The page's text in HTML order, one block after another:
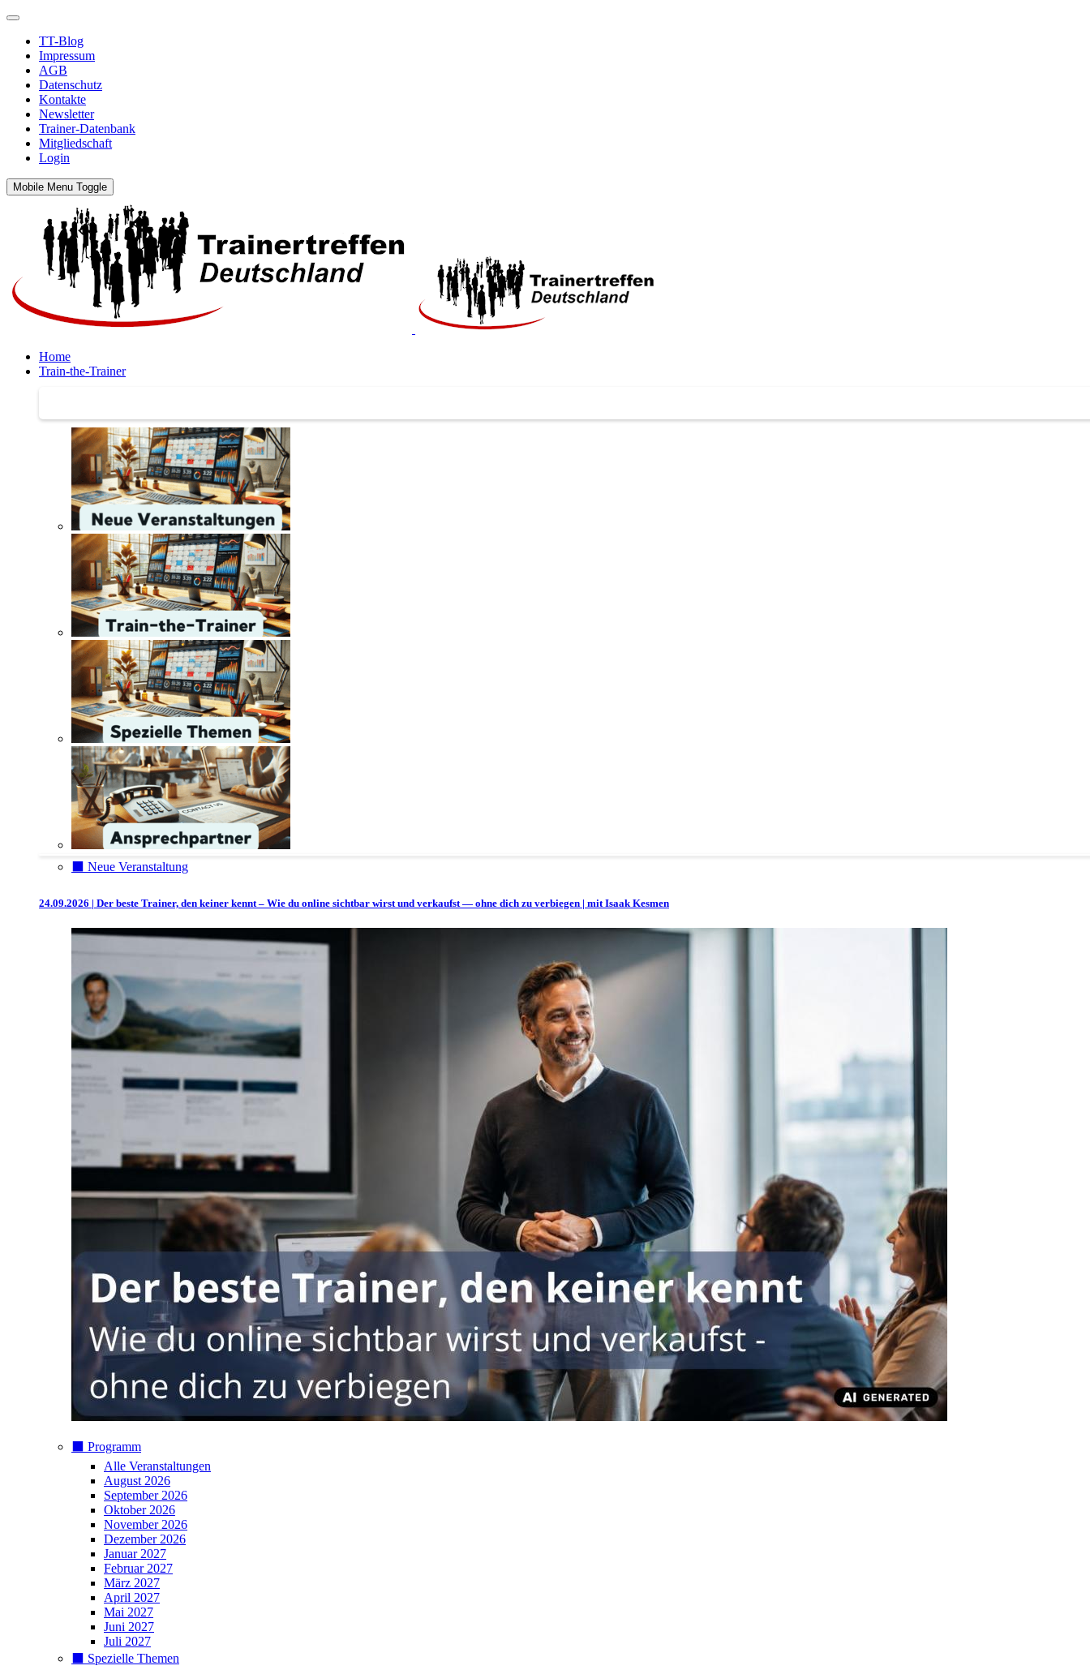
TT-Blog
Impressum
AGB
Datenschutz
Kontakte
Newsletter
Trainer-Datenbank
Mitgliedschaft
Login
Mobile Menu Toggle
Home
Train-the-Trainer
⬛️ Neue Veranstaltung
24.09.2026 | Der beste Trainer, den keiner kennt – Wie du online sichtbar wirst und verkaufst — ohne dich zu verbiegen | mit Isaak Kesmen
⬛️ Programm
Alle Veranstaltungen
August 2026
September 2026
Oktober 2026
November 2026
Dezember 2026
Januar 2027
Februar 2027
März 2027
April 2027
Mai 2027
Juni 2027
Juli 2027
⬛️ Spezielle Themen